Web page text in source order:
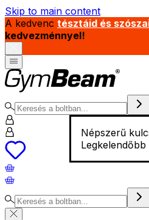
Skip to main content
A kedvenc tésztáid és
kedvezménnyel!
Népszerű